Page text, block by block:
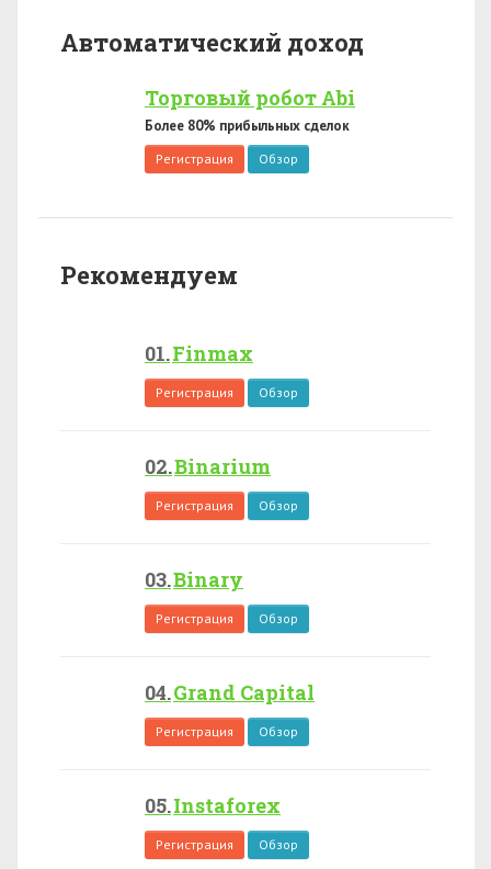
Автоматический доход
Торговый робот Abi
Более 80% прибыльных сделок
Регистрация Обзор
Рекомендуем
Finmax
Регистрация Обзор
Binarium
Регистрация Обзор
Binary
Регистрация Обзор
Grand Capital
Регистрация Обзор
Instaforex
Регистрация Обзор